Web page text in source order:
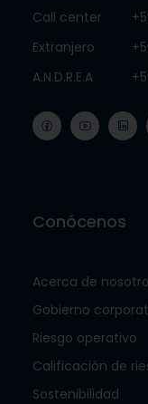
Call center
Extranjero
A.N.D.R.E.A
Conócenos
Acerca de
Gobierno
Riesgo operativo
Calificación de
Sostenibilidad